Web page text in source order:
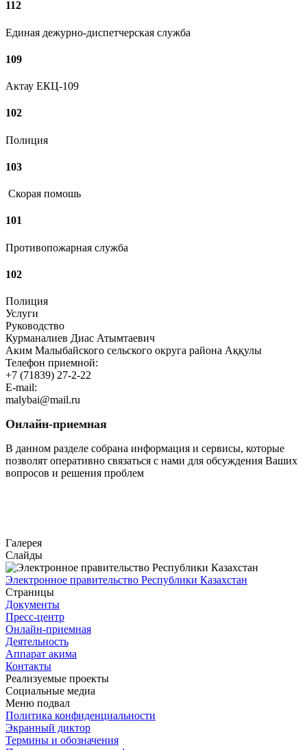
112
Единая дежурно-диспетчерская служба
109
Актау ЕКЦ-109
102
Полиция
103
Скорая помошь
101
Противопожарная служба
102
Полиция
Услуги
Руководство
Курманалиев Диас Атымтаевич
Аким Малыбайского сельского округа района Аққулы
Телефон приемной:
+7 (71839) 27-2-22
E-mail:
malybai@mail.ru
Онлайн-приемная
В данном разделе собрана информация и сервисы, которые
позволят оперативно связаться с нами для обсуждения Ваших
вопросов и решения проблем
Галерея
Слайды
Электронное правительство Республики Казахстан
Страницы
Документы
Пресс-центр
Онлайн-приемная
Деятельность
Аппарат акима
Контакты
Реализуемые проекты
Социальные медиа
Меню подвал
Политика конфиденциальности
Экранный диктор
Термины и обозначения